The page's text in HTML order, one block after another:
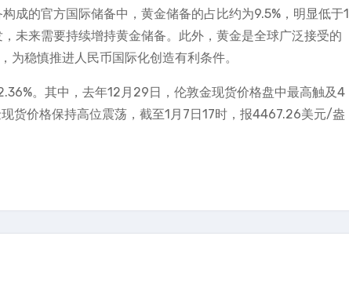
成的官方国际储备中，黄金储备的占比约为9.5%，明显低于1
未来需要持续增持黄金储备。此外，黄金是全球广泛接受的
稳慎推进人民币国际化创造有利条件。
。其中，去年12月29日，伦敦金现货价格盘中最高触及4
货价格保持高位震荡，截至1月7日17时，报4467.26美元/盎